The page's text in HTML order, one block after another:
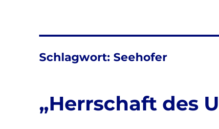
Schlagwort:Seehofer
„Herrschaft des